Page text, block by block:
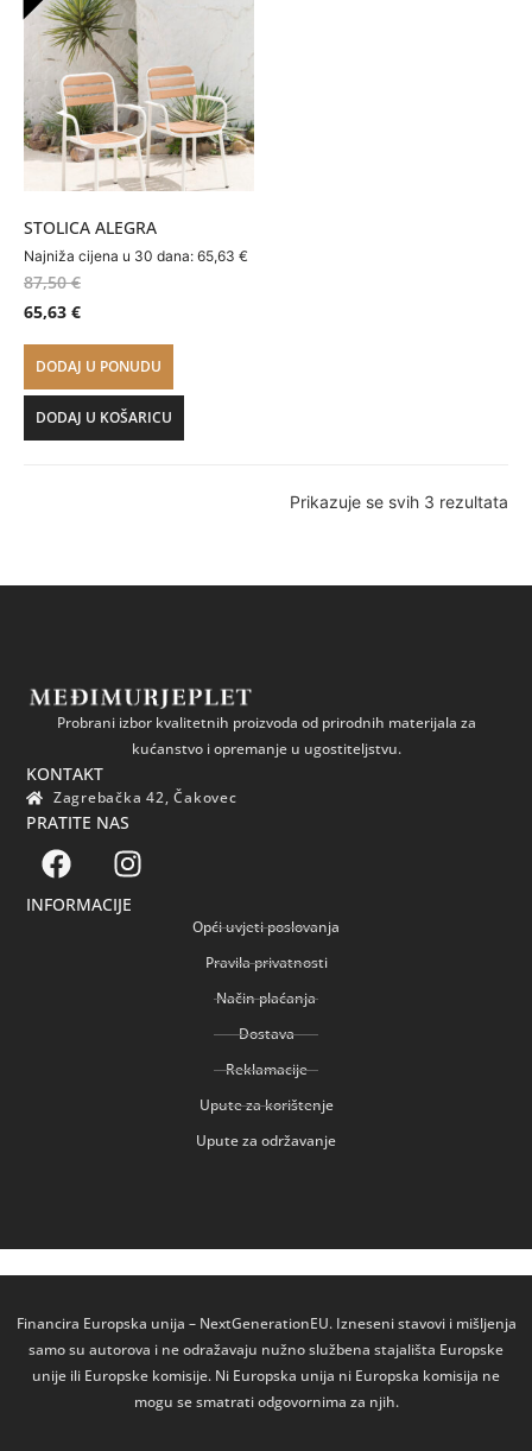
STOLICA ALEGRA
Najniža cijena u 30 dana: 65,63 €
87,50€
65,63 €
DODAJ U PONUDU
DODAJ U KOŠARICU
Prikazuje se svih 3 rezultata
Probrani izbor kvalitetnih proizvoda od prirodnih materijala za
kućanstvo i opremanje u ugostiteljstvu.
KONTAKT
Zagrebačka 42, Čakovec
PRATITE NAS
INFORMACIJE
Opći uvjeti poslovanja
Pravila privatnosti
Način plaćanja
Dostava
Reklamacije
Upute za korištenje
Upute za održavanje
Financira Europska unija – NextGenerationEU. Izneseni stavovi i mišljenja
samo su autorova i ne odražavaju nužno službena stajališta Europske
unije ili Europske komisije. Ni Europska unija ni Europska komisija ne
mogu se smatrati odgovornima za njih.